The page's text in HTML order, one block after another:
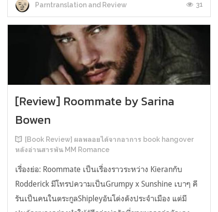
Parntranslation and Review 31
[Review] Roommate by Sarina
Bowen
[Book Review] ผลพลอยได้จากอาการ book hangover
หลังอ่านสารพัน MM Romance
เรื่องย่อ: Roommate เป็นเรื่องราวระหว่าง Kieranกับ
Rodderick มีโทรปความเป็นGrumpy x Sunshine เบาๆ คี
รันเป็นคนในตระกูลShipleyอันโด่งดังประจำเมือง แต่มี